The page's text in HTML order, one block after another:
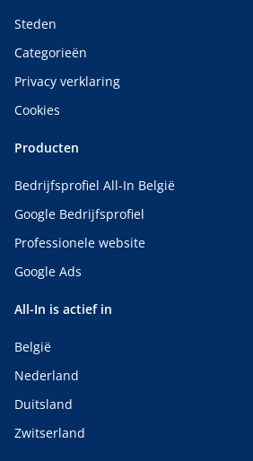
Steden
Categorieën
Privacy verklaring
Cookies
Producten
Bedrijfsprofiel All-In België
Google Bedrijfsprofiel
Professionele website
Google Ads
All-In is actief in
België
Nederland
Duitsland
Zwitserland